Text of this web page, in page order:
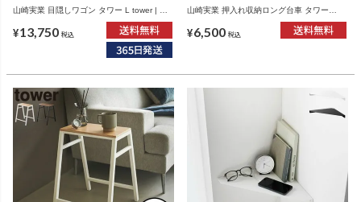
山崎実業 目隠しワゴン タワー L tower | イ
ンテリア雑貨・タワーシリーズ
¥13,750 税込
山崎実業 押入れ収納ロング台車 タワー
tower | インテリア雑貨・タワーシリーズ
¥6,500 税込